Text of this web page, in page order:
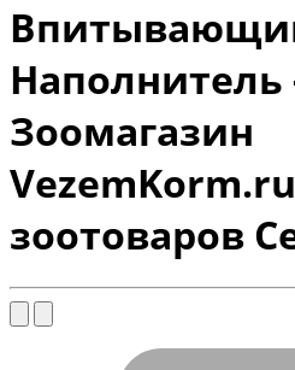
Наполнитель
Зоомагазин
зоотоваров